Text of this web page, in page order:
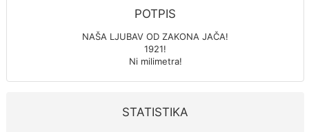
POTPIS
NAŠA LJUBAV OD ZAKONA JAČA!
1921!
Ni milimetra!
STATISTIKA